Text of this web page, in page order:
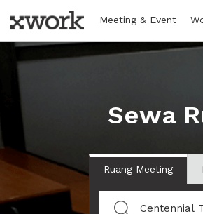
Meeting & Event
Sewa
Ruang Meeting